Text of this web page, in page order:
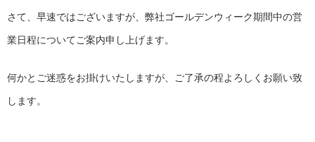
さて、早速ではございますが、弊社ゴールデンウィーク期間中の営
業日程についてご案内申し上げます。
何かとご迷惑をお掛けいたしますが、ご了承の程よろしくお願い致
します。